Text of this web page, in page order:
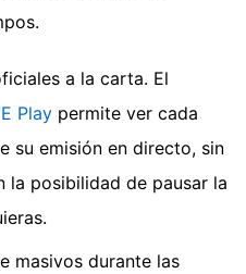
a la carta. El
Play permite ver cada
su emisión en directo, sin
la posibilidad de pausar la
masivos durante las